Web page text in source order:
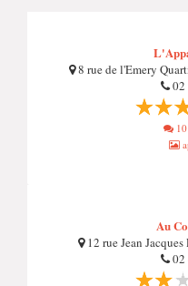
8 rue de l'Emery
02
10
Au
12 rue Jean Jacques
02